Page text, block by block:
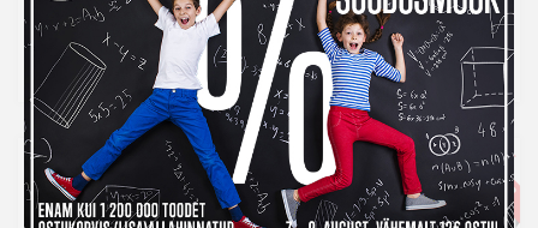
129 €
Kuumakse al. 4,40 €
Otsas 149 € -15%
Tavahind 174,99 €
Kuumakse al.5,08 €
Laos
-2% -2%